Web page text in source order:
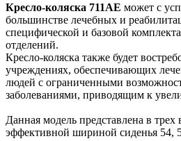
Кресло-коляска 711AE может с
большинстве лечебных и
специфической и базовой
отделений.
Кресло-коляска также будет
учреждениях, обеспечивающих
людей с ограниченными
заболеваниями, приводящим к
Данная модель представлена в
эффективной шириной сиденья 54,